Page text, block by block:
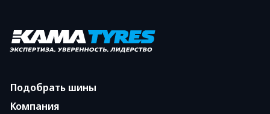
Подобрать шины
Компания